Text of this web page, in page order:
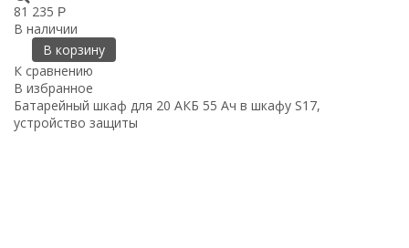
81 235 Р
В наличии
В корзину
К сравнению
В избранное
Батарейный шкаф для 20 АКБ 55 Ач в шкафу S17,
устройство защиты